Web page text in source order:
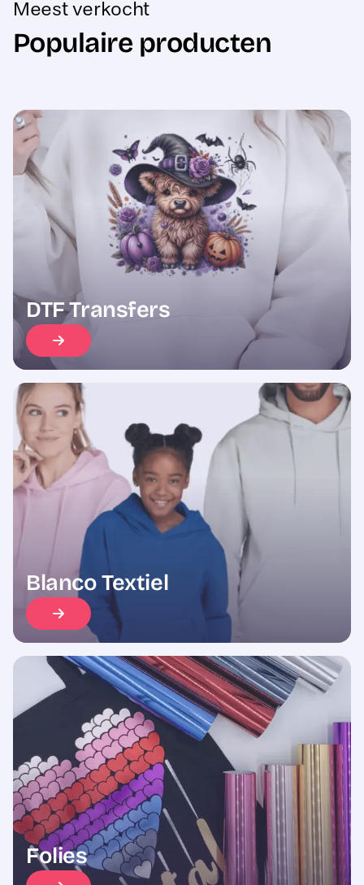
Sale
Populaire producten
DTF Transfers
Blanco Textiel
Folies